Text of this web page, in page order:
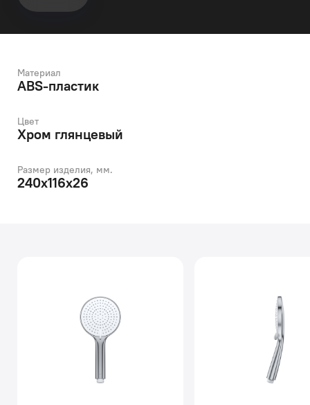
Материал
ABS-пластик
Цвет
Хром глянцевый
Размер изделия, мм.
240х116х26